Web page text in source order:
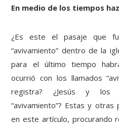
En medio de los tiempos
¿Es este el pasaje que
“avivamiento” dentro de la
para el último tiempo
ocurrió con los llamados
registra? ¿Jesús y los
“avivamiento”? Estas y
en este artículo, procurando